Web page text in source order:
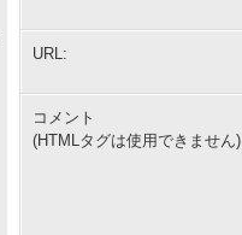
URL:
コメント
(HTMLタグは使用できません)